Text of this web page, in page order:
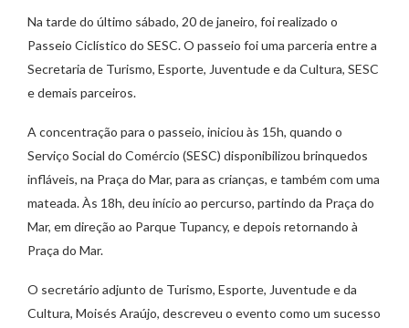
Na tarde do último sábado, 20 de janeiro, foi realizado o
Passeio Ciclístico do SESC. O passeio foi uma parceria entre a
Secretaria de Turismo, Esporte, Juventude e da Cultura, SESC
e demais parceiros.
A concentração para o passeio, iniciou às 15h, quando o
Serviço Social do Comércio (SESC) disponibilizou brinquedos
infláveis, na Praça do Mar, para as crianças, e também com uma
mateada. Às 18h, deu início ao percurso, partindo da Praça do
Mar, em direção ao Parque Tupancy, e depois retornando à
Praça do Mar.
O secretário adjunto de Turismo, Esporte, Juventude e da
Cultura, Moisés Araújo, descreveu o evento como um sucesso